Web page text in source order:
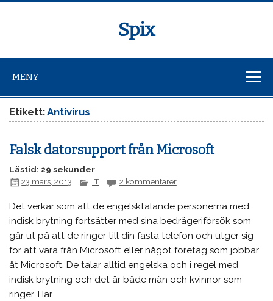
Spix
MENY
Etikett:Antivirus
Falsk datorsupport från Microsoft
Lästid: 29 sekunder
23 mars, 2013
IT 2 kommentarer
Det verkar som att de engelsktalande personerna med
indisk brytning fortsätter med sina bedrägeriförsök som
går ut på att de ringer till din fasta telefon och utger sig
för att vara från Microsoft eller något företag som jobbar
åt Microsoft. De talar alltid engelska och i regel med
indisk brytning och det är både män och kvinnor som
ringer. Här